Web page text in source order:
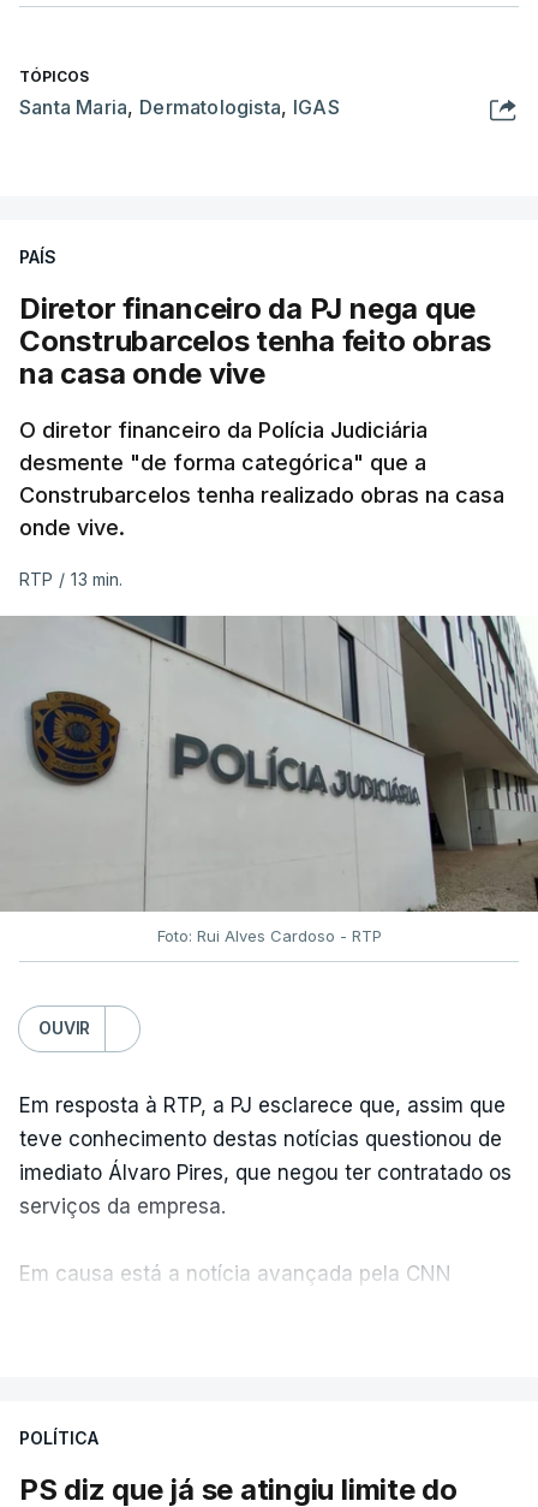
TÓPICOS
Santa Maria, Dermatologista, IGAS
PAÍS
Diretor financeiro da PJ nega que
Construbarcelos tenha feito obras
na casa onde vive
O diretor financeiro da Polícia Judiciária
desmente "de forma categórica" que a
Construbarcelos tenha realizado obras na casa
onde vive.
RTP / 13 min.
Foto: Rui Alves Cardoso - RTP
OUVIR
Em resposta à RTP, a PJ esclarece que, assim que
teve conhecimento destas notícias questionou de
imediato Álvaro Pires, que negou ter contratado os
serviços da empresa.
Em causa está a notícia avançada pela CNN
abertura de qualquer processo disciplinar, por não
ter qualquer elemento que indicie a realização
POLÍTICA
PS diz que já se atingiu limite do